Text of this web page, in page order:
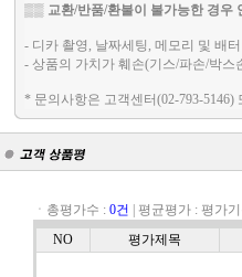
▒▒ 교환/반품/환불이 불가능한 경우
- 디카 촬영, 날짜세팅, 메모리 및 배
- 상품의 가치가 훼손(기스/파손/박
* 문의사항은 고객센터(02-793-5146)
ㆍ총평가수 : 0건 평균평가 : 평가
NO
평가제목